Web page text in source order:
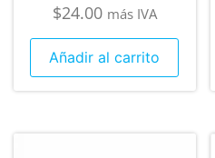
$24.00 más IVA
Añadir al carrito